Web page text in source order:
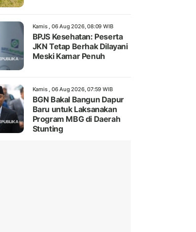
Kamis , 06 Aug 2026, 08:09 WIB
BPJS Kesehatan: Peserta
JKN Tetap Berhak Dilayani
Meski Kamar Penuh
Kamis , 06 Aug 2026, 07:59 WIB
BGN Bakal Bangun Dapur
Baru untuk Laksanakan
Program MBG di Daerah
Stunting